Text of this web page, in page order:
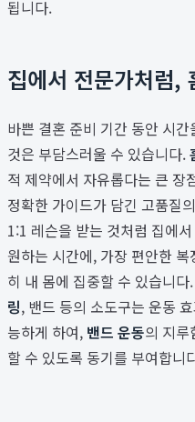
됩니다.
집에서 전문가처럼,
바쁜 결혼 준비 기간 동안 시
것은 부담스러울 수 있습니다.
적 제약에서 자유롭다는 큰 장
정확한 가이드가 담긴 고품질
1:1 레슨을 받는 것처럼 집에
원하는 시간에, 가장 편안한
히 내 몸에 집중할 수 있습니
링, 밴드 등의 소도구는 운동
능하게 하여, 밴드 운동의 지루
할 수 있도록 동기를 부여합니